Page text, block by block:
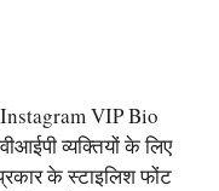
VIP Bio
व्यक्तियों के लिए
के स्टाइलिश फोंट